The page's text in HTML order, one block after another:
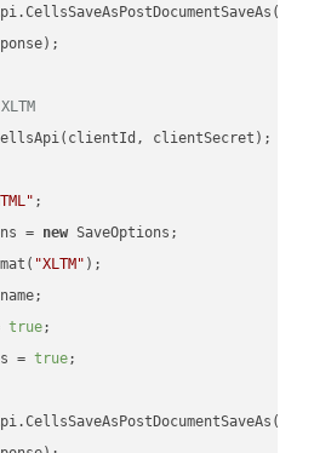
clientSecret);
;
= new SaveOptions;
"XLTM"
true
= true